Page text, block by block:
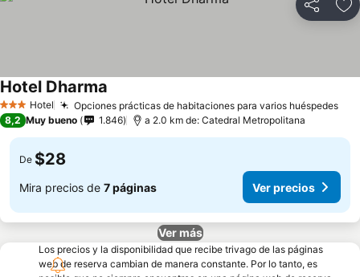
Compartir
3 Estrellas
Hotel Opciones prácticas de habitaciones para varios huéspedes
Hotel Dharma
8,2 Muy bueno 1.846 a 2.0 km de: Catedral Metropolitana
De $28
Mira precios de 7 páginas Ver precios
Ver más
Los precios y la disponibilidad que recibe trivago de las páginas
web de reserva cambian de manera constante. Por lo tanto, es